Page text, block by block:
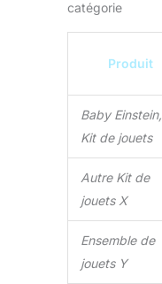
catégorie
Produit
Baby Einstein,
Kit de jouets
Autre Kit de
jouets X
Ensemble de
jouets Y